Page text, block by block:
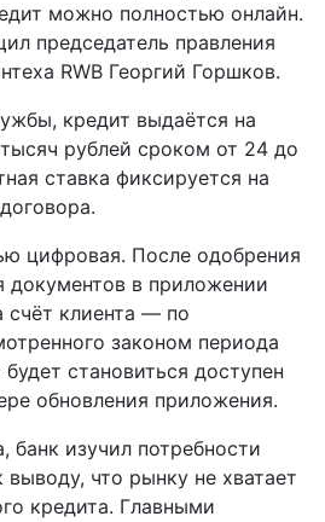
можно полностью онлайн.
председатель правления
RWB Георгий Горшков.
кредит выдаётся на
рублей сроком от 24 до
ставка фиксируется на
цифровая. После одобрения
документов в приложении
счёт клиента — по
законом периода
становиться доступен
обновления приложения.
изучил потребности
что рынку не хватает
кредита. Главными